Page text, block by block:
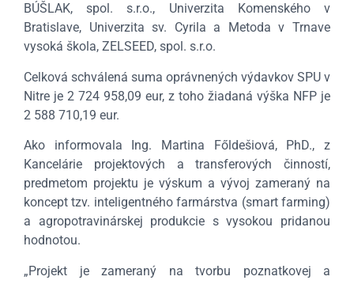
BÚŠLAK, spol. s.r.o., Univerzita Komenského v
Bratislave, Univerzita sv. Cyrila a Metoda v Trnave
vysoká škola, ZELSEED, spol. s.r.o.
Celková schválená suma oprávnených výdavkov SPU v
Nitre je 2 724 958,09 eur, z toho žiadaná výška NFP je
2 588 710,19 eur.
Ako informovala Ing. Martina Főldešiová, PhD., z
Kancelárie projektových a transferových činností,
predmetom projektu je výskum a vývoj zameraný na
koncept tzv. inteligentného farmárstva (smart farming)
a agropotravinárskej produkcie s vysokou pridanou
hodnotou.
„Projekt je zameraný na tvorbu poznatkovej a